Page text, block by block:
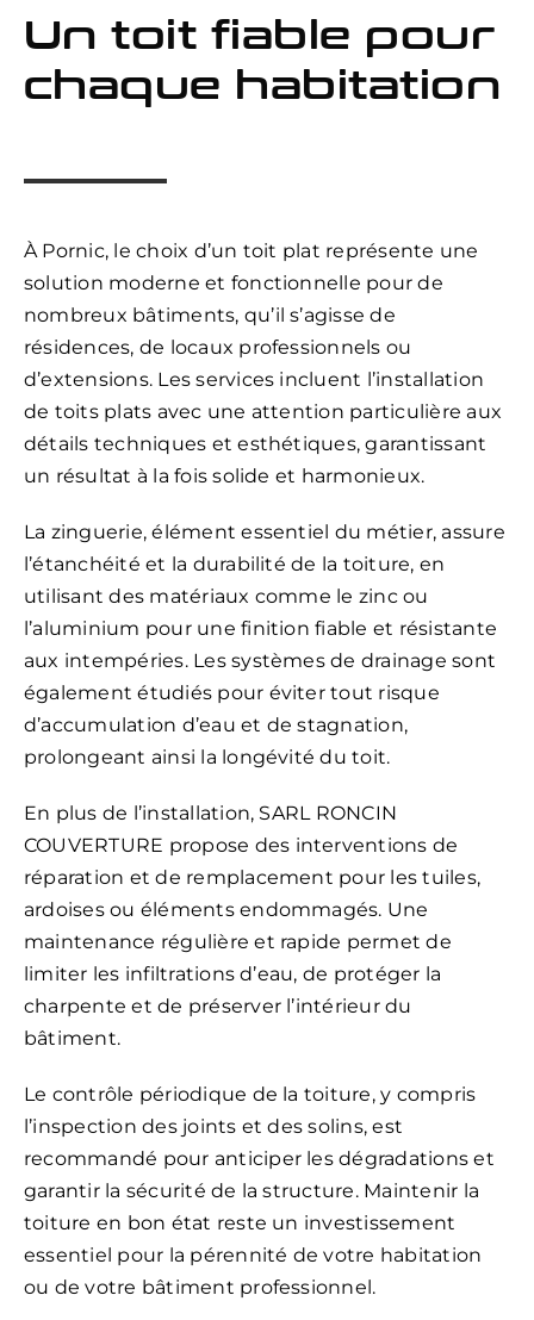
Un toit fiable pour
chaque habitation
À Pornic, le choix d’un toit plat représente une
solution moderne et fonctionnelle pour de
nombreux bâtiments, qu’il s’agisse de
résidences, de locaux professionnels ou
d’extensions. Les services incluent l’installation
de toits plats avec une attention particulière aux
détails techniques et esthétiques, garantissant
un résultat à la fois solide et harmonieux.
La zinguerie, élément essentiel du métier, assure
l’étanchéité et la durabilité de la toiture, en
utilisant des matériaux comme le zinc ou
l’aluminium pour une finition fiable et résistante
aux intempéries. Les systèmes de drainage sont
également étudiés pour éviter tout risque
d’accumulation d’eau et de stagnation,
prolongeant ainsi la longévité du toit.
En plus de l’installation, SARL RONCIN
COUVERTURE propose des interventions de
réparation et de remplacement pour les tuiles,
ardoises ou éléments endommagés. Une
maintenance régulière et rapide permet de
limiter les infiltrations d’eau, de protéger la
charpente et de préserver l’intérieur du
bâtiment.
Le contrôle périodique de la toiture, y compris
l’inspection des joints et des solins, est
recommandé pour anticiper les dégradations et
garantir la sécurité de la structure. Maintenir la
toiture en bon état reste un investissement
essentiel pour la pérennité de votre habitation
ou de votre bâtiment professionnel.